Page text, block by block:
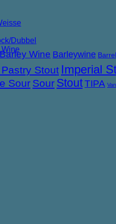
Dubbel
Barley Wine Barleywine
Stout Imperial
Sour Sour StoutTIPA